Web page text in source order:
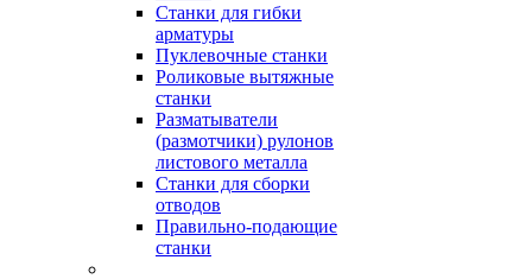
Станки для гибки
арматуры
Пуклевочные станки
Роликовые вытяжные
станки
Разматыватели
(размотчики) рулонов
листового металла
Станки для сборки
отводов
Правильно-подающие
станки